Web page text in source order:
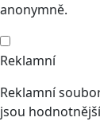
anonymně.
Reklamní
Reklamní
jsou